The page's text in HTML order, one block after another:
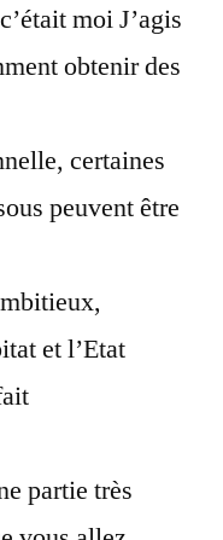
moi J’agis
obtenir des
certaines
peuvent être
et l’Etat
partie très